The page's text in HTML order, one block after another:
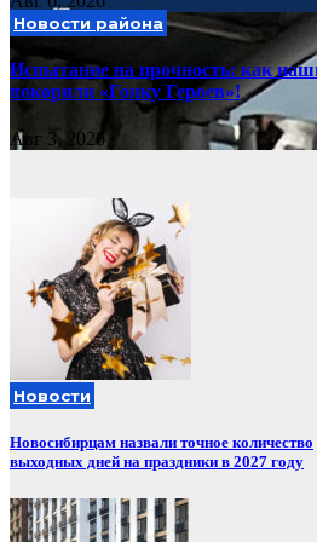
Новости района
Испытание на прочность: как
покорили «Гонку Героев»!
Авг 3, 2026
Новости
Новосибирцам назвали точное количество
выходных дней на праздники в 2027 году